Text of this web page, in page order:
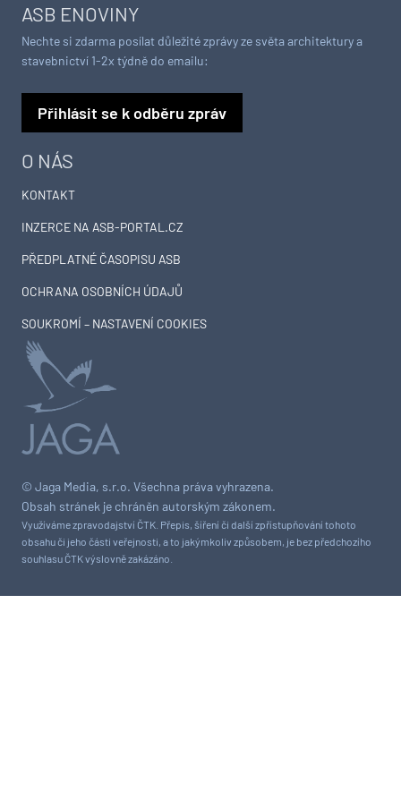
© Jaga Media, s.r.o. Všechna práva vyhrazena.
Obsah stránek je chráněn autorským zákonem.
Využíváme zpravodajství ČTK. Přepis, šíření či další zpřístupňování tohoto
obsahu či jeho části veřejnosti, a to jakýmkoliv způsobem, je bez předchozího
souhlasu ČTK výslovně zakázáno.
O NÁS
KONTAKT
INZERCE NA ASB-PORTAL.CZ
PŘEDPLATNÉ ČASOPISU ASB
OCHRANA OSOBNÍCH ÚDAJŮ
SOUKROMÍ – NASTAVENÍ COOKIES
ASB ENOVINY
Nechte si zdarma posílat důležité zprávy ze světa architektury a
stavebnictví 1-2x týdně do emailu:
Přihlásit se k odběru zpráv